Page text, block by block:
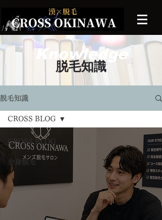
Knowledge
​脱毛知識
脱毛知識
CROSS BLOG
全身脱毛
CROSS BLOG